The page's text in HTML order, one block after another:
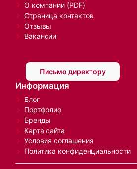
О компании (PDF)
Страница контактов
Отзывы
Вакансии
Письмо директору
Информация
Блог
Портфолио
Бренды
Карта сайта
Условия соглашения
Политика конфиденциальности